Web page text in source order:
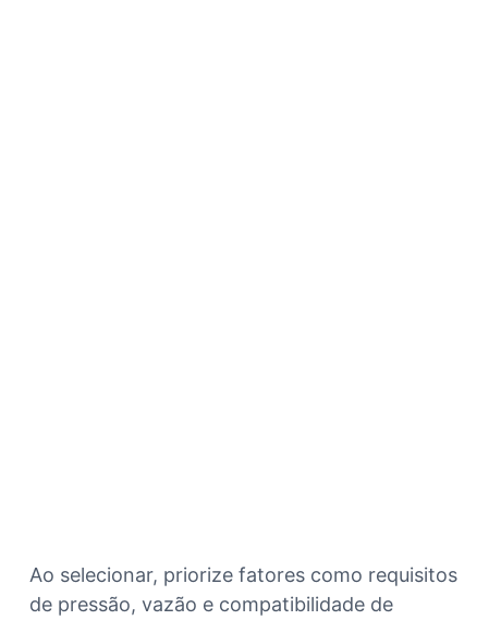
Ao selecionar, priorize fatores como requisitos
de pressão, vazão e compatibilidade de